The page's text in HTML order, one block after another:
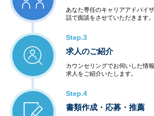
あなた専任のキャリアアドバイ
話で面談をさせていただきます。
Step.3
求人のご紹介
カウンセリングでお伺いした情
求人をご紹介いたします。
Step.4
書類作成・応募・推薦